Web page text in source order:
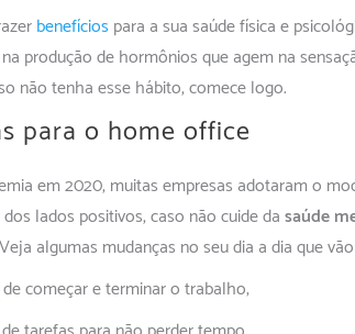
benefíciospara a sua saúde física e
produção de hormônios que agem na
não tenha esse hábito, comece logo.
para o home office
em 2020, muitas empresas adotaram o
lados positivos, caso não cuide dasaúde
algumas mudanças no seu dia a dia que
começar e terminar o trabalho;